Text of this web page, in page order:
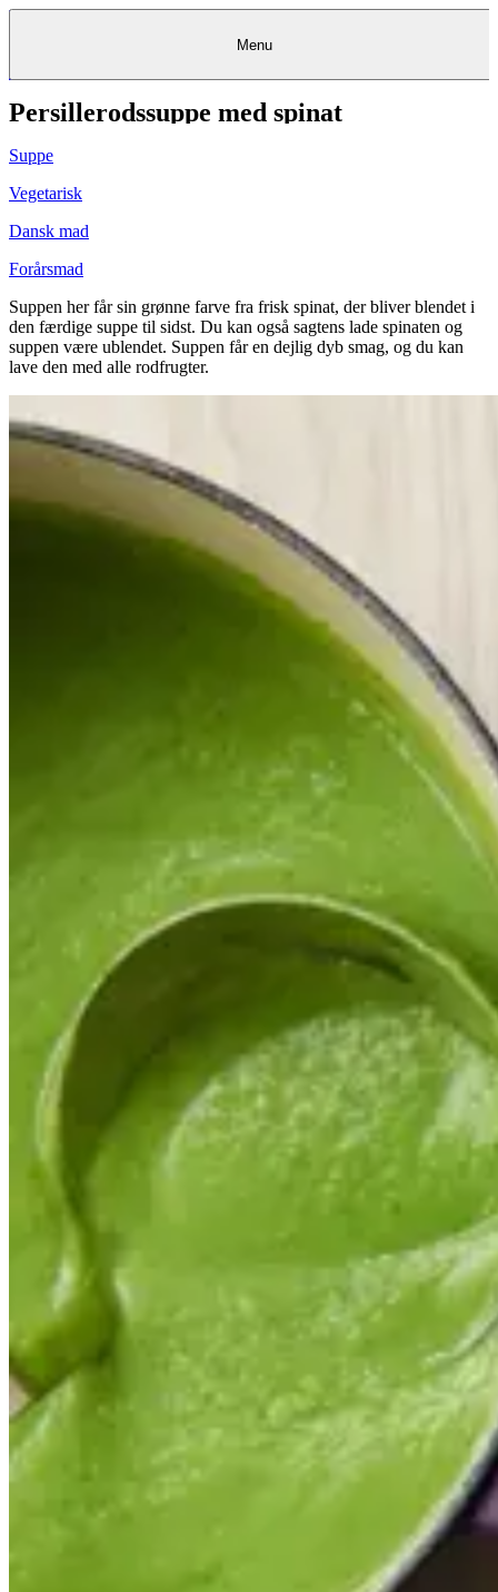
KantineKantineKantine
FrokostordningFrokostordning Frokostordning
& Teambuilding
Opskrifter
RestauranterRestauranter&&BagerierBagerier
Bagerier
Projekter
rådgivning
Eventkalender
KøbKøbgavekortgavekortKøb gavekort
KundeserviceKundeserviceKundeservice
Menu
Persillerodssuppe med spinat
Suppe
Vegetarisk
Dansk mad
Forårsmad
Suppen her får sin grønne farve fra frisk spinat, der bliver blendet i
den færdige suppe til sidst. Du kan også sagtens lade spinaten og
suppen være ublendet. Suppen får en dejlig dyb smag, og du kan
lave den med alle rodfrugter.